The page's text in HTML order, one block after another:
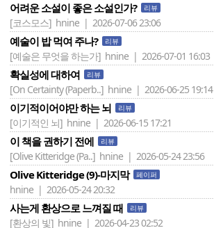
어려운 소설이 좋은 소설인가? 리뷰
[코스모스] hnine | 2026-07-06 23:06
예술이 밥 먹여 주나? 리뷰
[예술은 무엇을 하는가] hnine | 2026-07-01 16:03
확실성에 대하여 리뷰
[On Certainty (Paperb..] hnine | 2026-06-25 19:14
이기적이어야만 하는 뇌 리뷰
[이기적인 뇌] hnine | 2026-06-15 17:21
이 책을 권하기 전에 리뷰
[Olive Kitteridge (Pa..] hnine | 2026-05-24 23:56
Olive Kitteridge (9)-마지막 페이퍼
hnine | 2026-05-24 20:32
사는게 환상으로 느껴질 때 리뷰
[환상의 빛] hnine | 2026-04-23 02:52